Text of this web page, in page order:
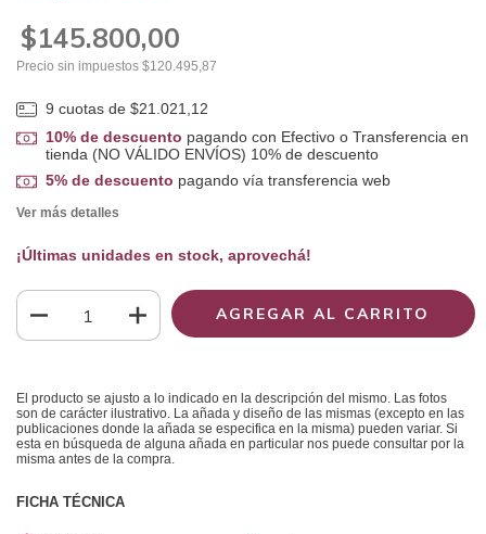
$145.800,00
Precio sin impuestos $120.495,87
9 cuotas de $21.021,12
10% de descuento pagando con Efectivo o Transferencia en
tienda (NO VÁLIDO ENVÍOS) 10% de descuento
5% de descuento pagando vía transferencia web
Ver más detalles
¡Últimas unidades en stock, aprovechá!
El producto se ajusto a lo indicado en la descripción del mismo. Las fotos
son de carácter ilustrativo. La añada y diseño de las mismas (excepto en las
publicaciones donde la añada se especifica en la misma) pueden variar. Si
esta en búsqueda de alguna añada en particular nos puede consultar por la
misma antes de la compra.
FICHA TÉCNICA